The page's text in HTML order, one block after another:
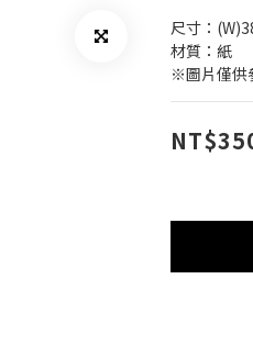
尺寸：
材質：紙
※圖片僅供